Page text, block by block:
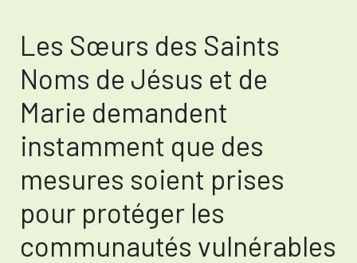
Les Sœurs des Saints
Noms de Jésus et de
Marie demandent
instamment que des
mesures soient prises
pour protéger les
communautés vulnérables